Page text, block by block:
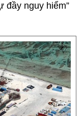
đầy nguy hiểm”